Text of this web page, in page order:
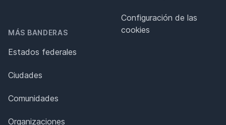
MÁS BANDERAS
Estados federales
Ciudades
Comunidades
Organizaciones
Configuración de las
cookies